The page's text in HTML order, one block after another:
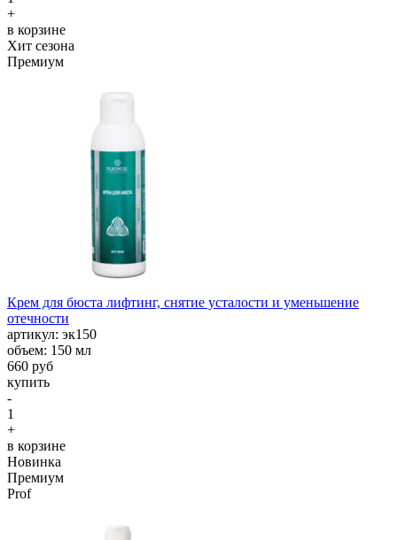
+
в корзине
Хит сезона
Премиум
Крем для бюста лифтинг, снятие усталости и уменьшение
отечности
aртикул: эк150
объем: 150 мл
660 руб
купить
-
1
+
в корзине
Новинка
Премиум
Prof